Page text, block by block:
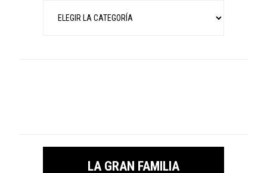
LA GRAN FAMILIA